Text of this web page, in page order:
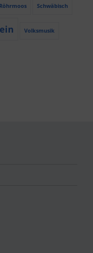
Röhrmoos Schwäbisch
Volksmusik